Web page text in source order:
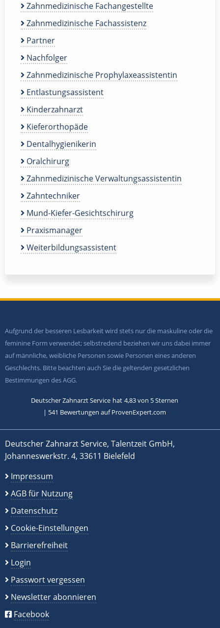
Zahnmedizinische Fachangestellte
Zahnmedizinische Fachassistenz
Partner
Nachfolger
Zahnmedizinische Prophylaxeassistentin
Entlastungsassistent
Kinderzahnarzt
Kieferorthopäde
Dentalhygienikerin
Oralchirurg
Zahnmedizinische Verwaltungsassistentin
Zahntechniker
Mund-Kiefer-Gesichtschirurg
Praxismanager
Weiterbildungsassistent
Aufgrund der besseren Lesbarkeit wird stets nur die maskuline oder die
feminine Form verwendet; selbstredend beziehen wir uns dabei immer
auf männliche, weibliche Personen sowie Personen eines anderen
Geschlechts. Bitte beachten auch Sie die geltenden gesetzlichen
Bestimmungen des AGG.
Deutscher Zahnarzt Service hat 4,83von 5Sternen
| 541 Bewertungen auf ProvenExpert.com
Deutscher Zahnarzt Service, Talentzeit GmbH,
Johanneswerkstr. 4, 33611 Bielefeld
Impressum
AGB für Nutzung
Datenschutz
Cookie-Einstellungen
Barrierefreiheit
Login
Passwort vergessen
Newsletter abonnieren
Facebook